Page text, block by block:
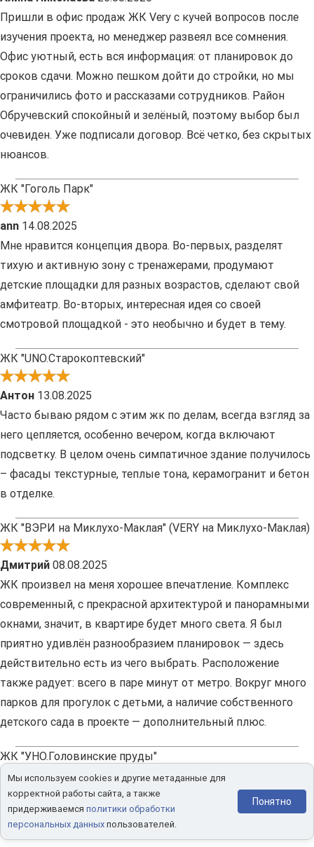
Пришли в офис продаж ЖК Very с кучей вопросов после
изучения проекта, но менеджер развеял все сомнения.
Офис уютный, есть вся информация: от планировок до
сроков сдачи. Можно пешком дойти до стройки, но мы
ограничились фото и рассказами сотрудников. Район
Обручевский спокойный и зелёный, поэтому выбор был
очевиден. Уже подписали договор. Всё четко, без скрытых
нюансов.
ЖК "Гоголь Парк"
ann 14.08.2025
Мне нравится концепция двора. Во-первых, разделят
тихую и активную зону с тренажерами, продумают
детские площадки для разных возрастов, сделают свой
амфитеатр. Во-вторых, интересная идея со своей
смотровой площадкой - это необычно и будет в тему.
ЖК "UNO.Старокоптевский"
Антон 13.08.2025
Часто бываю рядом с этим жк по делам, всегда взгляд за
него цепляется, особенно вечером, когда включают
подсветку. В целом очень симпатичное здание получилось
– фасады текстурные, теплые тона, керамогранит и бетон
в отделке.
ЖК "ВЭРИ на Миклухо-Маклая" (VERY на Миклухо-Маклая)
Дмитрий 08.08.2025
ЖК произвел на меня хорошее впечатление. Комплекс
современный, с прекрасной архитектурой и панорамными
окнами, значит, в квартире будет много света. Я был
приятно удивлён разнообразием планировок — здесь
действительно есть из чего выбрать. Расположение
также радует: всего в паре минут от метро. Вокруг много
парков для прогулок с детьми, а наличие собственного
детского сада в проекте — дополнительный плюс.
ЖК "УНО.Головинские пруды"
Егор 07.08.2025
Сейчас уже мало свободных квартир осталось, а когда мы
покупали выбор был от и до. Самое приятное, что здесь
Мы используем cookies и другие метаданные для
корректной работы сайта, а также
придерживаемся политики обработки
персональных данных пользователей.
Понятно